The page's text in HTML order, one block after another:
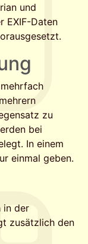
und
EXIF-Daten
zu
bei
In einem
einmal geben.
in der
zusätzlich den